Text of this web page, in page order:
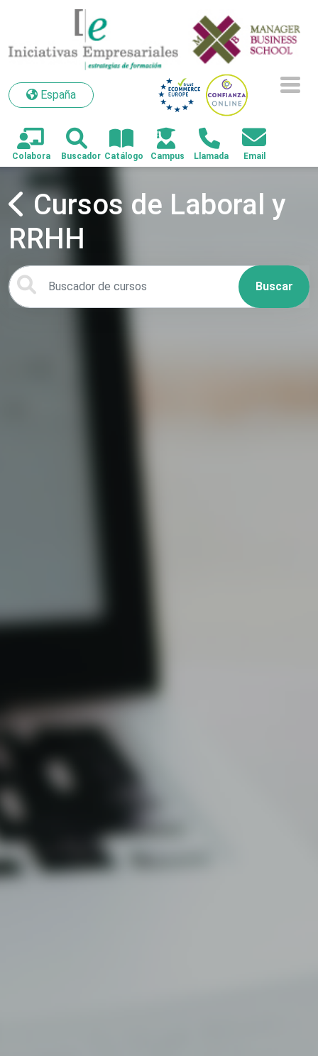
España
España
Cursos de Laboral y
RRHH
Buscar